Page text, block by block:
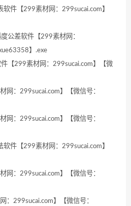
件【299素材网：299sucai.com】
公差软件【299素材网：
】.exe
【299素材网：299sucai.com】【微
网：299sucai.com】【微信号：
网：299sucai.com】【微信号：
件【299素材网：299sucai.com】
网：299sucai.com】【微信号：
：299sucai.com】【微信号：